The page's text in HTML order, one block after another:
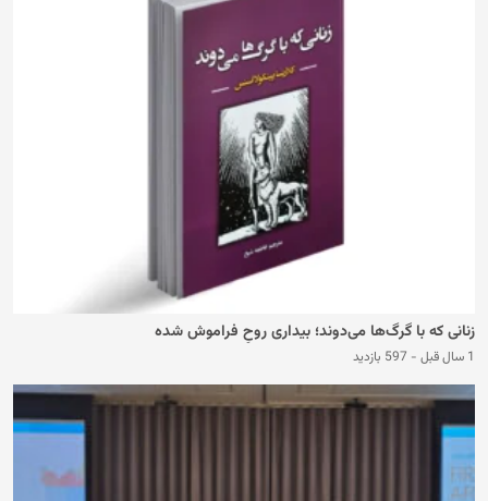
زنانی که با گرگ‌ها می‌دوند؛ بیداری روحِ فراموش‌ شده
1 سال قبل - 597 بازدید